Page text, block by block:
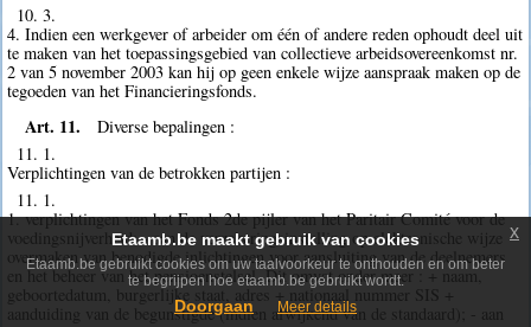
10. 3.
4. Indien een werkgever of arbeider om één of andere reden ophoudt deel uit
te maken van het toepassingsgebied van collectieve arbeidsovereenkomst nr.
2 van 5 november 2003 kan hij op geen enkele wijze aanspraak maken op de
tegoeden van het Financieringsfonds.
Art. 11.
Diverse bepalingen :
11. 1.
Verplichtingen van de betrokken partijen :
11. 1.
1. verplichtingen van het Fonds 2de pijler van het Paritair Comité voor de
voedingsnijverheid; - aan de verzekeringsinstelling op elektronische wijze
overmaken van benodigde inlichtingen voor aansluiting van de deelnemers
en het beheer van het pensioenstelsel. Dit omvat onder meer : + naam,
geboortedatum, burgerlijke staat, adres + nationaal nummer SIS +
aanduiding van de begunstigde (indien afwijkend van de standaard); - aan
Etaamb.be maakt gebruik van cookies
Etaamb.be gebruikt cookies om uw taalvoorkeur te onthouden en om beter
te begrijpen hoe etaamb.be gebruikt wordt.
Doorgaan Meer details
x